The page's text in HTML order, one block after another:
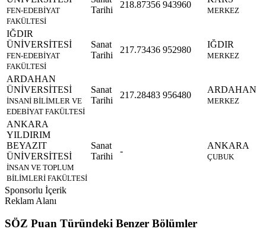
FEN-EDEBİYAT
FAKÜLTESİ
Tarihi
218.87356 943960
MERKEZ
IĞDIR
ÜNİVERSİTESİ
FEN-EDEBİYAT
FAKÜLTESİ
Sanat
Tarihi
217.73436 952980
IĞDIR
MERKEZ
ARDAHAN
ÜNİVERSİTESİ
İNSANİ BİLİMLER VE
EDEBİYAT FAKÜLTESİ
Sanat
Tarihi
217.28483 956480
ARDAHAN
MERKEZ
ANKARA
YILDIRIM
BEYAZIT
ÜNİVERSİTESİ
İNSAN VE TOPLUM
BİLİMLERİ FAKÜLTESİ
Sanat
Tarihi
-
ANKARA
ÇUBUK
Sponsorlu İçerik
Reklam Alanı
SÖZ Puan Türündeki Benzer Bölümler